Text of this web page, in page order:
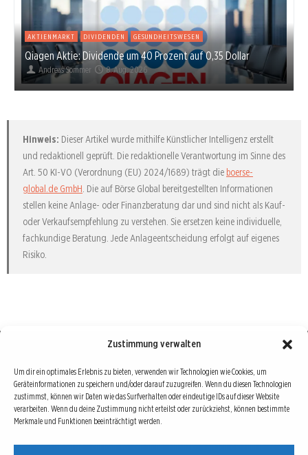
Zustimmung verwalten
Um dir ein optimales Erlebnis zu bieten, verwenden wir Technologien wie Cookies, um
Geräteinformationen zu speichern und/oder darauf zuzugreifen. Wenn du diesen Technologien
zustimmst, können wir Daten wie das Surfverhalten oder eindeutige IDs auf dieser Website
verarbeiten. Wenn du deine Zustimmung nicht erteilst oder zurückziehst, können bestimmte
Merkmale und Funktionen beeinträchtigt werden.
AKTIENMARKT DIVIDENDEN GESUNDHEITSWESEN
Qiagen Aktie: Dividende um 40 Prozent auf 0,35 Dollar
Andreas Sommer 8. Aug. 2026
Hinweis: Dieser Artikel wurde mithilfe Künstlicher Intelligenz erstellt
und redaktionell geprüft. Die redaktionelle Verantwortung im Sinne des
Art. 50 KI-VO (Verordnung (EU) 2024/1689) trägt die boerse-
global.de GmbH. Die auf Börse Global bereitgestellten Informationen
stellen keine Anlage- oder Finanzberatung dar und sind nicht als Kauf-
oder Verkaufsempfehlung zu verstehen. Sie ersetzen keine individuelle,
fachkundige Beratung. Jede Anlageentscheidung erfolgt auf eigenes
Risiko.
Börse : lokal, international, global
Erfolgreiche Börsengeschäfte bedingen vor allem drei Dinge: Verlässliche Informationen,
richtige Interpretationen und unabhängige Informationsquellen. Diese drei Bausteine sind
auch die redaktionelle Leitlinie von Börse Global.
Hinter Börse Global steht ein Team von erfahrenen Finanzjournalisten, die zum Teil schon